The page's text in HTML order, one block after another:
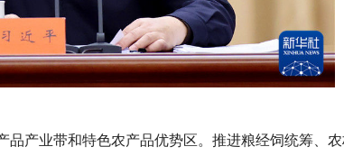
品产业带和特色农产品优势区。推进粮经饲统筹、